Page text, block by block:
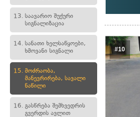
13. საავარიო შუქური
სიგნალიზაცია
14. სანათი ხელსაწყოები,
ხმოვანი სიგნალი
15. მოძრაობა,
მანევრირება, სავალი
ნაწილი
16. გასწრება შემხვედრის
გვერდის ავლით
#10